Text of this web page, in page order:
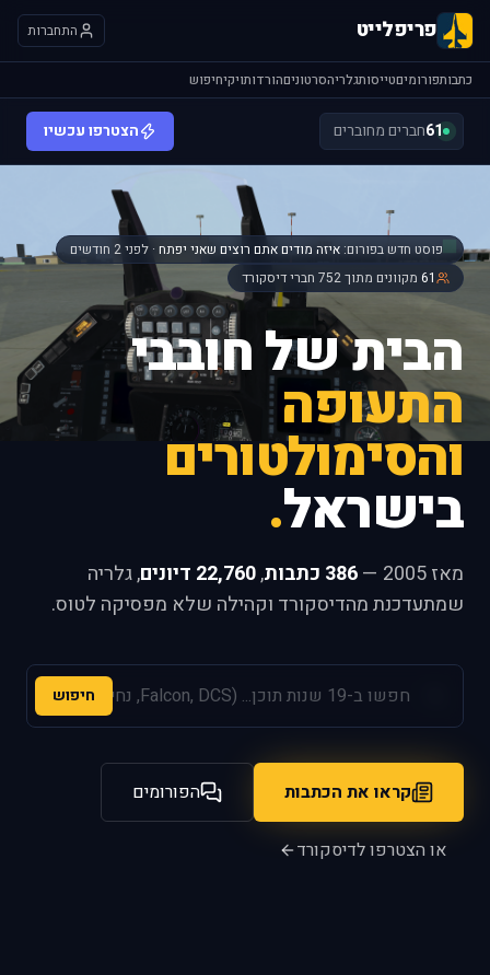
פריפלייט התחברות
כתבותפורומיםטייסותגלריהסרטוניםהורדותויקיחיפוש
61חברים מחוברים הצטרפו עכשיו
פוסט חדש בפורום:איזה מודים אתם רוצים שאני יפתח · לפני 2 חודשים
61 מקוונים מתוך 752 חברי דיסקורד
הבית של חובבי
התעופה
והסימולטורים
בישראל.
מאז 2005 — 386 כתבות ,22,760 דיונים
, גלריה
שמתעדכנת מהדיסקורד וקהילה שלא מפסיקה לטוס.
חיפוש
קראו את הכתבות הפורומים
או הצטרפו לדיסקורד